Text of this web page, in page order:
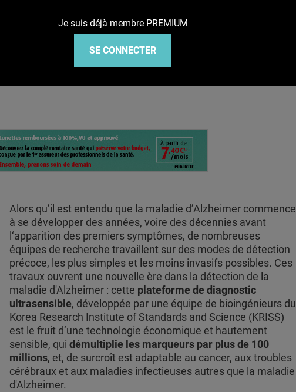
multiplie les marqueurs par 100
Alors qu’il est entendu que la maladie d’Alzheimer commence
à se développer des années, voire des décennies avant
l‘apparition des premiers symptômes, de nombreuses
équipes de recherche travaillent sur des modes de détection
précoce, les plus simples et les moins invasifs possibles. Ces
travaux ouvrent une nouvelle ère dans la détection de la
maladie d'Alzheimer : cette plateforme de diagnostic
ultrasensible, développée par une équipe de bioingénieurs du
Korea Research Institute of Standards and Science (KRISS)
est le fruit d’une technologie économique et hautement
sensible, qui démultiplie les marqueurs par plus de 100
millions, et, de surcroît est adaptable au cancer, aux troubles
cérébraux et aux maladies infectieuses autres que la maladie
d'Alzheimer.
Je suis déjà membre PREMIUM
SE CONNECTER